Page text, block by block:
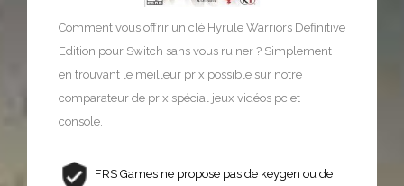
Comment vous offrir un clé Hyrule Warriors Definitive
Edition pour Switch sans vous ruiner ? Simplement
en trouvant le meilleur prix possible sur notre
comparateur de prix spécial jeux vidéos pc et
console.
FRS Games ne propose pas de keygen ou de